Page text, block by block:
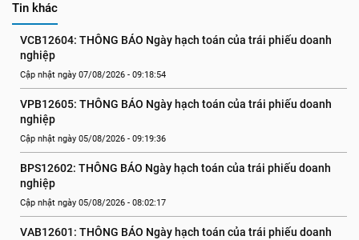
Tin khác
VCB12604: THÔNG BÁO Ngày hạch toán của trái phiếu doanh
nghiệp
Cập nhật ngày 07/08/2026 - 09:18:54
VPB12605: THÔNG BÁO Ngày hạch toán của trái phiếu doanh
nghiệp
Cập nhật ngày 05/08/2026 - 09:19:36
BPS12602: THÔNG BÁO Ngày hạch toán của trái phiếu doanh
nghiệp
Cập nhật ngày 05/08/2026 - 08:02:17
VAB12601: THÔNG BÁO Ngày hạch toán của trái phiếu doanh